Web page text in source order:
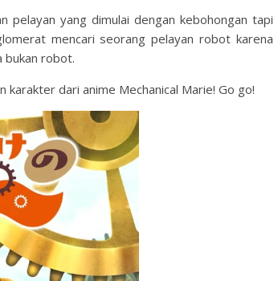
pelayan yang dimulai dengan kebohongan tapi
mencari seorang pelayan robot karena
bukan robot.
karakter dari anime Mechanical Marie! Go go!